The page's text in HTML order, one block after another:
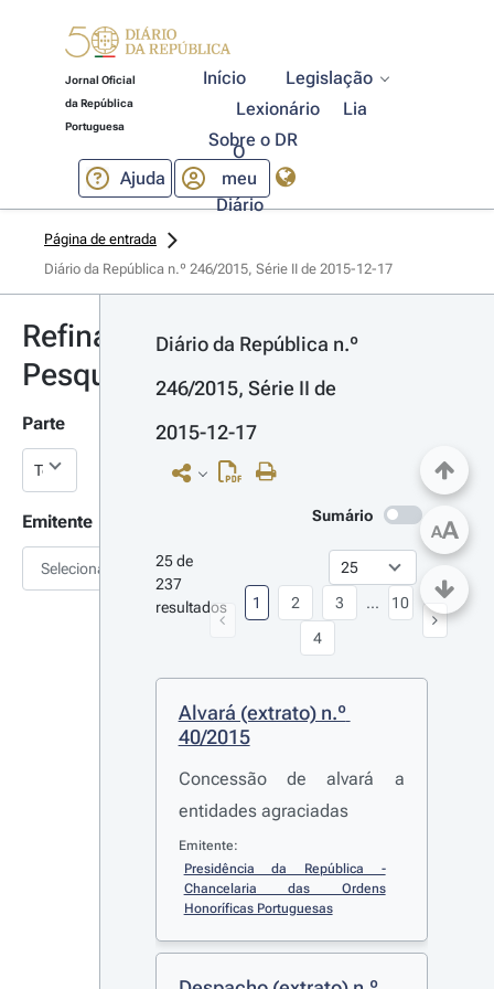
Jornal Oficial
da República
Portuguesa
Início
Legislação
Lexionário
Lia
Sobre o DR
Ajuda
O
meu
Diário
Página de entrada
Diário da República n.º 246/2015, Série II de 2015-12-17
Refinar
Pesquisa
Parte
Emitente
Selecionar
Diário da República n.º
246/2015, Série II de
2015-12-17
Sumário
25 de
237
resultados
1 2
3
4
... 10
Alvará (extrato) n.º
40/2015
Concessão de alvará a
entidades agraciadas
Emitente:
Presidência da República -
Chancelaria das Ordens
Honoríficas Portuguesas
AA